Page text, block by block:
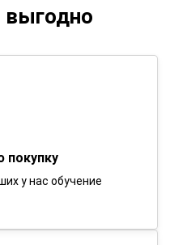
покупку
у нас обучение